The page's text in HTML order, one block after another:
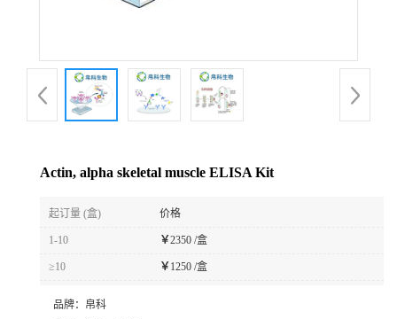
Actin, alpha skeletal muscle ELISA Kit
起订量 (盒) 价格
1-10 ￥2350 /盒
≥10 ￥ 1250 /盒
品牌： 帛科